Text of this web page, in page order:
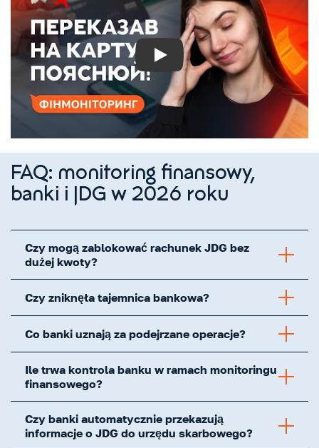
Play
FAQ: monitoring finansowy,
banki i JDG w 2026 roku
Czy mogą zablokować rachunek JDG bez
dużej kwoty?
Czy zniknęła tajemnica bankowa?
Co banki uznają za podejrzane operacje?
Ile trwa kontrola banku w ramach monitoringu
finansowego?
Czy banki automatycznie przekazują
informacje o JDG do urzędu skarbowego?